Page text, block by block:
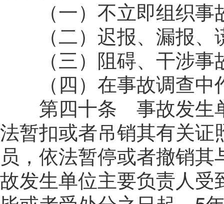
（一）不立即组织事
（二）迟报、漏报、
（三）阻碍、干涉事
（四）在事故调查中
第四十条 事故发生单
法暂扣或者吊销其有关
员，依法暂停或者撤销
故发生单位主要负责人